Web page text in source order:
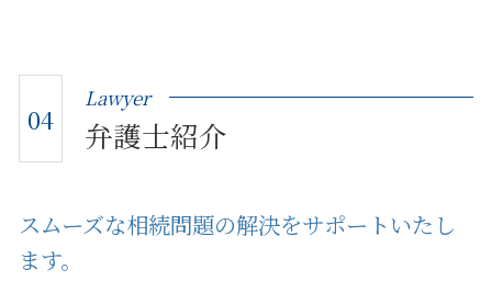
04
Lawyer
弁護士紹介
スムーズな相続問題の解決をサポートいたし
ます。